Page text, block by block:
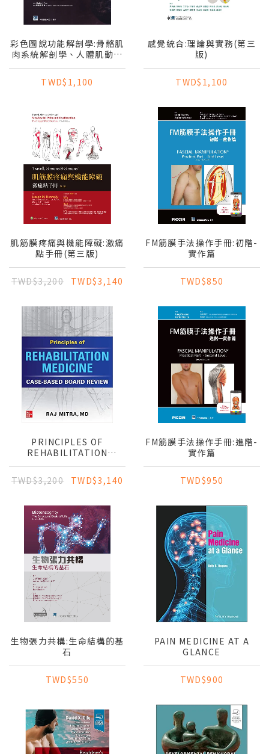
彩色圖說功能解剖學:骨骼肌
肉系統解剖學、人體肌動學
和操作治療觸診手法(第二
版)
TWD$1,100
感覺統合:理論與實務(第三
版)
TWD$1,100
肌筋膜疼痛與機能障礙:激痛
點手冊(第三版)
TWD$3,200 TWD$3,140
FM筋膜手法操作手冊:初階-
實作篇
TWD$850
PRINCIPLES OF
REHABILITATION
MEDICINE: CASE-BASED
BOARD REVIEW
TWD$3,200 TWD$3,140
FM筋膜手法操作手冊:進階-
實作篇
TWD$950
生物張力共構:生命結構的基
石
TWD$550
PAIN MEDICINE AT A
GLANCE
TWD$900